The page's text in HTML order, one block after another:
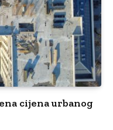
cijena urbanog